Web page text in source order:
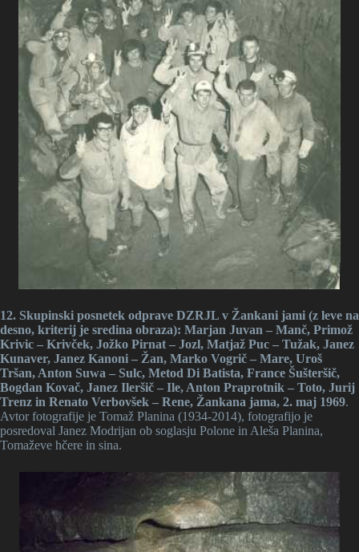
12. Skupinski posnetek odprave DZRJL v Žankani jami (z leve na
desno, kriterij je sredina obraza): Marjan Juvan – Manč, Primož
Krivic – Krivček, Jožko Pirnat – Jozl, Matjaž Puc – Tužak, Janez
Kunaver, Janez Kanoni – Žan, Marko Vogrič – Mare, Uroš
Tršan, Anton Suwa – Sulc, Metod Di Batista, France Šušteršič,
Bogdan Kovač, Janez Ileršič – Ile, Anton Praprotnik – Toto, Jurij
Trenz in Renato Verbovšek – Rene, Žankana jama, 2. maj 1969.
Avtor fotografije je Tomaž Planina (1934-2014), fotografijo je
posredoval Janez Modrijan ob soglasju Polone in Aleša Planina,
Tomaževe hčere in sina.